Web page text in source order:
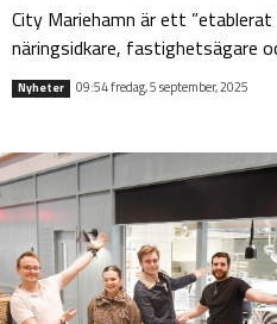
City Mariehamn är ett
näringsidkare, fastighetsägare
Nyheter 09:54 fredag, 5 september, 2025